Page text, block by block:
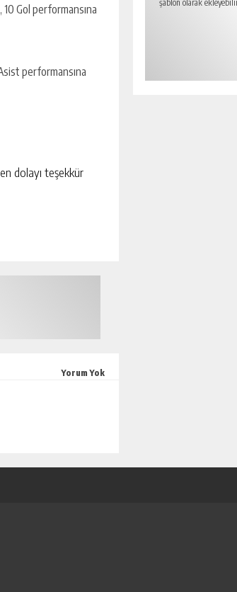
Gol performansına
performansına
dolayı teşekkür
Yorum Yok
şablon olarak